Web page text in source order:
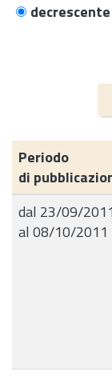
decrescente
Periodo
di
dal 23/09/2011
al 08/10/2011